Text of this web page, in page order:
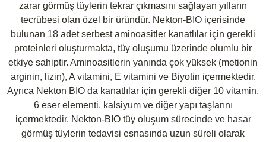
zarar görmüş tüylerin tekrar çıkmasını sağlayan yılların
tecrübesi olan özel bir üründür. Nekton-BIO içerisinde
bulunan 18 adet serbest aminoasitler kanatlılar için gerekli
proteinleri oluşturmakta, tüy oluşumu üzerinde olumlu bir
etkiye sahiptir. Aminoasitlerin yanında çok yüksek (metionin
arginin, lizin), A vitamini, E vitamini ve Biyotin içermektedir.
Ayrıca Nekton BIO da kanatlılar için gerekli diğer 10 vitamin,
6 eser elementi, kalsiyum ve diğer yapı taşlarını
içermektedir. Nekton-BIO tüy oluşum sürecinde ve hasar
görmüş tüylerin tedavisi esnasında uzun süreli olarak